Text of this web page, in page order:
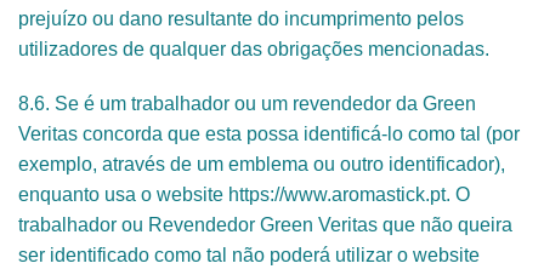
prejuízo ou dano resultante do incumprimento pelos
utilizadores de qualquer das obrigações mencionadas.
8.6. Se é um trabalhador ou um revendedor da Green
Veritas concorda que esta possa identificá-lo como tal (por
exemplo, através de um emblema ou outro identificador),
enquanto usa o website https://www.aromastick.pt. O
trabalhador ou Revendedor Green Veritas que não queira
ser identificado como tal não poderá utilizar o website